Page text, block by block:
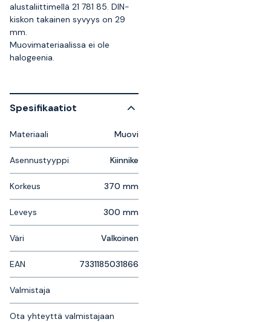
alustaliittimellä 21 781 85. DIN-
kiskon takainen syvyys on 29
mm.
Muovimateriaalissa ei ole
halogeenia.
Spesifikaatiot
Materiaali Muovi
Asennustyyppi Kiinnike
Korkeus 370 mm
Leveys 300 mm
Väri Valkoinen
EAN 7331185031866
Valmistaja
Ota yhteyttä valmistajaan